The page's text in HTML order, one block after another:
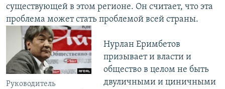
существующей в этом регионе. Он считает, что эта
проблема может стать проблемой всей страны.
Руководитель
Нурлан Еримбетов
призывает и власти и
общество в целом не быть
двуличными и циничными